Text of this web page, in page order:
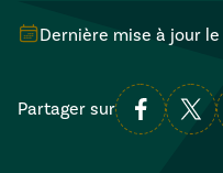
Dernière mise à jour le
Partager sur